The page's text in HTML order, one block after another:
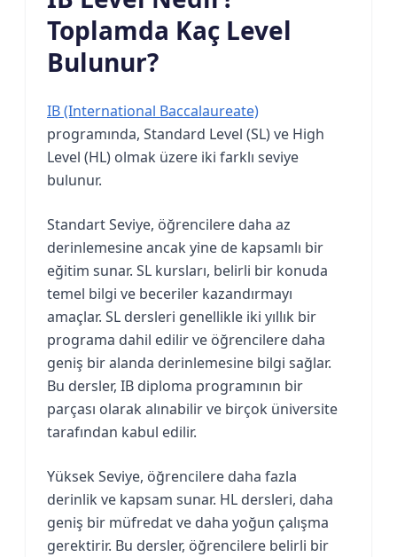
Toplamda Kaç Level
Bulunur?
IB (International Baccalaureate)
programında, Standard Level (SL) ve High
Level (HL) olmak üzere iki farklı seviye
bulunur.
Standart Seviye, öğrencilere daha az
derinlemesine ancak yine de kapsamlı bir
eğitim sunar. SL kursları, belirli bir konuda
temel bilgi ve beceriler kazandırmayı
amaçlar. SL dersleri genellikle iki yıllık bir
programa dahil edilir ve öğrencilere daha
geniş bir alanda derinlemesine bilgi sağlar.
Bu dersler, IB diploma programının bir
parçası olarak alınabilir ve birçok üniversite
tarafından kabul edilir.
Yüksek Seviye, öğrencilere daha fazla
derinlik ve kapsam sunar. HL dersleri, daha
geniş bir müfredat ve daha yoğun çalışma
gerektirir. Bu dersler, öğrencilere belirli bir